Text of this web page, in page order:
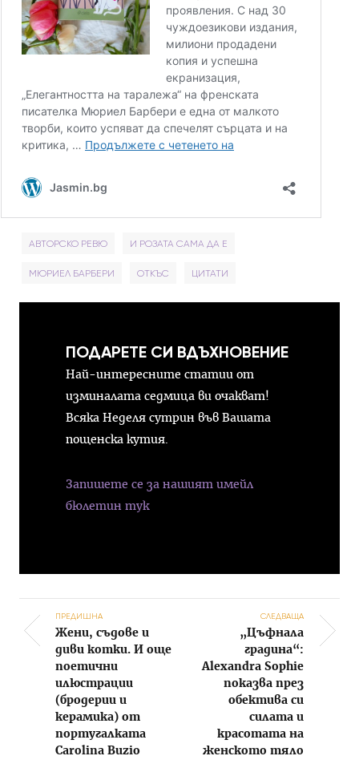
АВТОРСКО РЕВЮ И РОЗАТА САМА ДА Е
МЮРИЕЛ БАРБЕРИ ОТКЪС ЦИТАТИ
ПОДАРЕТЕ СИ ВДЪХНОВЕНИЕ
Най-интересните статии от
изминалата седмица ви очакват!
Всяка Неделя сутрин във Вашата
пощенска кутия.
Запишете се за нашият имейл
бюлетин тук
Post navigation
ПРЕДИШНА
Жени, съдове и
диви котки. И още
поетични
илюстрации
(бродерии и
керамика) от
португалката
Carolina Buzio
СЛЕДВАЩА
„Цъфнала
градина“:
Alexandra Sophie
показва през
обектива си
силата и
красотата на
женското тяло